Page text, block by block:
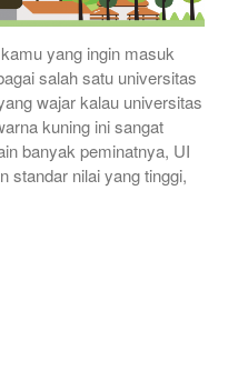
yang ingin masuk
salah satu universitas
wajar kalau universitas
kuning ini sangat
banyak peminatnya, UI
standar nilai yang tinggi,